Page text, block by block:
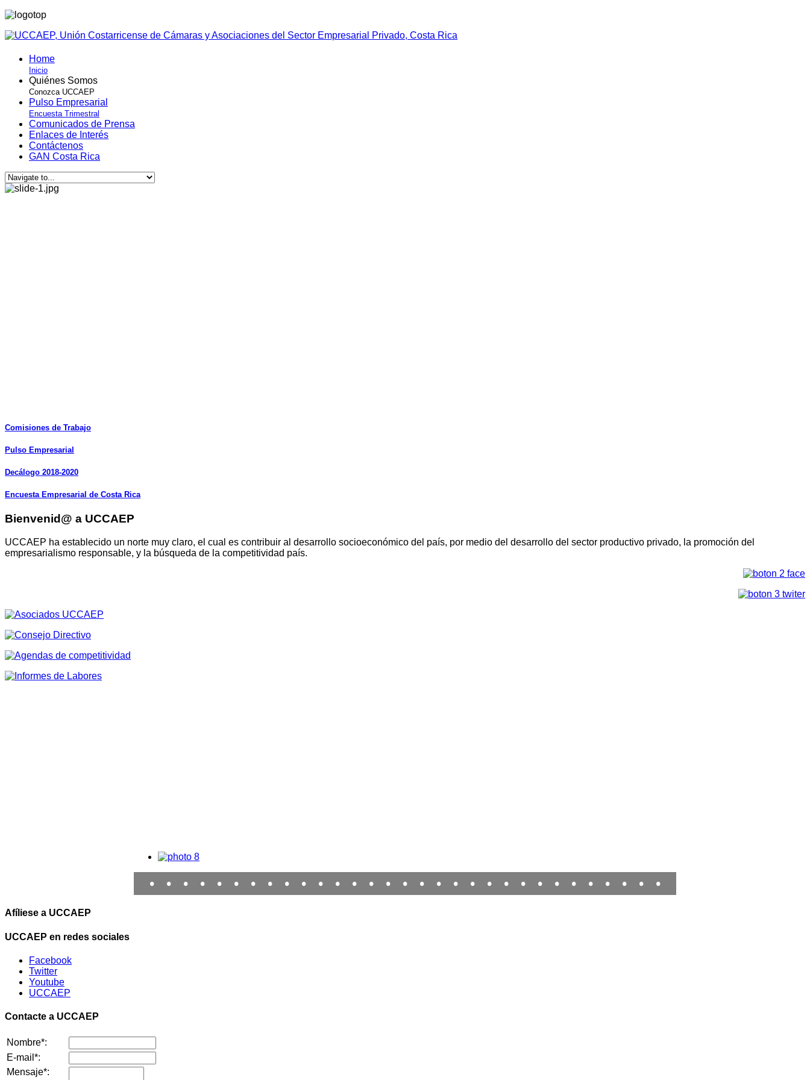
Home
Inicio
Quiénes Somos
Conozca UCCAEP
Pulso Empresarial
Encuesta Trimestral
Comunicados de Prensa
Enlaces de Interés
Contáctenos
GAN Costa Rica
Comisiones de Trabajo
Pulso Empresarial
Decálogo 2018-2020
Encuesta Empresarial de Costa Rica
Bienvenid@ a UCCAEP
UCCAEP ha establecido un norte muy claro, el cual es contribuir al desarrollo socioeconómico del país, por medio del desarrollo del sector productivo privado, la promoción del
empresarialismo responsable, y la búsqueda de la competitividad país.
• • • • • • • • • • • • • • • • • • • • • • • • • • • • • • •
Afíliese a UCCAEP
UCCAEP en redes sociales
Facebook
Twitter
Youtube
UCCAEP
Contacte a UCCAEP
Nombre*:
E-mail*:
Mensaje*: